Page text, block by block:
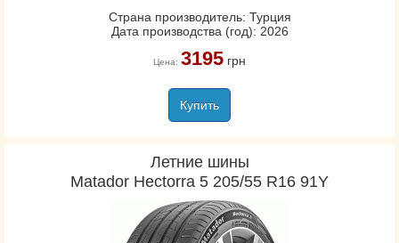
Страна производитель: Турция
Дата производства (год): 2026
Цена: 3195грн
Купить
Летние шины
Matador Hectorra 5 205/55 R16 91Y